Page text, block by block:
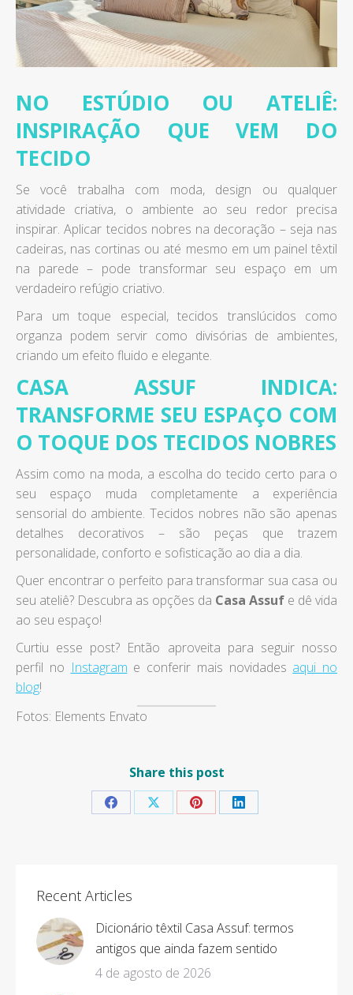
NO ESTÚDIO OU ATELIÊ:
INSPIRAÇÃO QUE VEM DO
TECIDO
Se você trabalha com moda, design ou qualquer
atividade criativa, o ambiente ao seu redor precisa
inspirar. Aplicar tecidos nobres na decoração – seja nas
cadeiras, nas cortinas ou até mesmo em um painel têxtil
na parede – pode transformar seu espaço em um
verdadeiro refúgio criativo.
Para um toque especial, tecidos translúcidos como
organza podem servir como divisórias de ambientes,
criando um efeito fluido e elegante.
CASA ASSUF INDICA:
TRANSFORME SEU ESPAÇO COM
O TOQUE DOS TECIDOS NOBRES
Assim como na moda, a escolha do tecido certo para o
seu espaço muda completamente a experiência
sensorial do ambiente. Tecidos nobres não são apenas
detalhes decorativos – são peças que trazem
personalidade, conforto e sofisticação ao dia a dia.
Quer encontrar o perfeito para transformar sua casa ou
seu ateliê? Descubra as opções da Casa Assuf e dê vida
ao seu espaço!
Curtiu esse post? Então aproveita para seguir nosso
perfil no Instagram e conferir mais novidades aqui no
blog!
Fotos: Elements Envato
Share this post
Share Share Share Share
Recent Articles
Dicionário têxtil Casa Assuf: termos
antigos que ainda fazem sentido
4 de agosto de 2026